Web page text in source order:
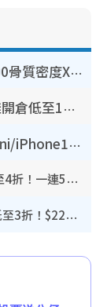
港大推賽馬會強化骨骼計劃！$100骨質密度X光檢查 完成免費運動訓練送超市禮券！附參加資格
開倉優惠 | 尖沙咀海港城名牌波鞋開倉低至1折！On鞋$899起／Joy&Peace鞋履$98起
豐澤優惠勁減低至44折！Mac mini/iPhone17Pro大減價！廚房家電$220起
開倉優惠｜尖沙咀名牌行李箱開倉低至4折！一連5日 American Tourister/ace./Hallmark $200起！
廚具開倉｜特福Tefal廚具/家電開倉低至3折！$220起買平底鍋/炒鑊/湯煲！電飯煲/吸塵機/燙斗$418起